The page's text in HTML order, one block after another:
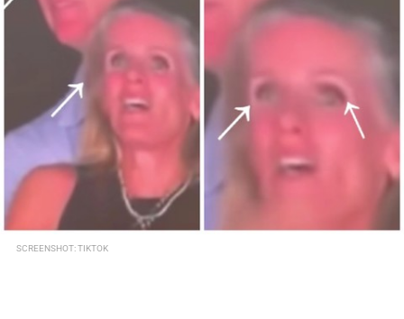
SCREENSHOT: TIKTOK